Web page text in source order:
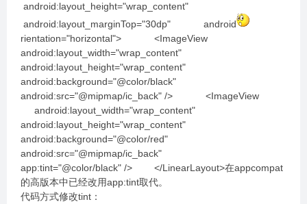
android:layout_height="wrap_content"
android:layout_marginTop="30dp" android
rientation="horizontal"> <ImageView
android:layout_width="wrap_content"
android:layout_height="wrap_content"
android:background="@color/black"
android:src="@mipmap/ic_back" /> <ImageView
android:layout_width="wrap_content"
android:layout_height="wrap_content"
android:background="@color/red"
android:src="@mipmap/ic_back"
app:tint="@color/black" /> </LinearLayout>在appcompat
的高版本中已经改用app:tint取代。
代码方式修改tint：